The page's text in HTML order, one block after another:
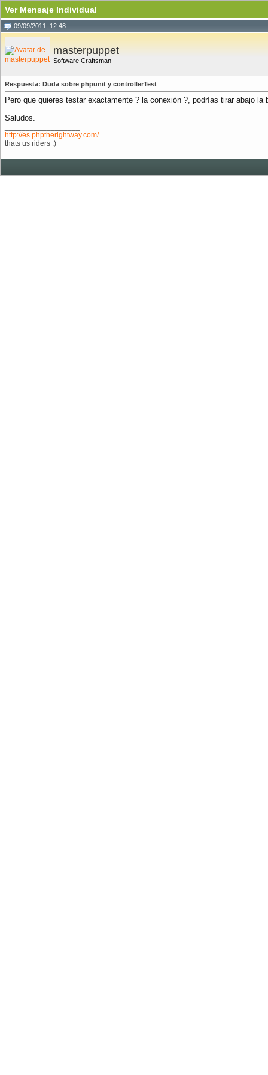
Ver Mensaje Individual
09/09/2011, 12:48
masterpuppet
Software Craftsman
Respuesta: Duda sobre phpunit y controllerTest
Pero que quieres testar exactamente ? la conexión ?, podrías tirar abajo la
Saludos.
http://es.phptherightway.com/
thats us riders :)